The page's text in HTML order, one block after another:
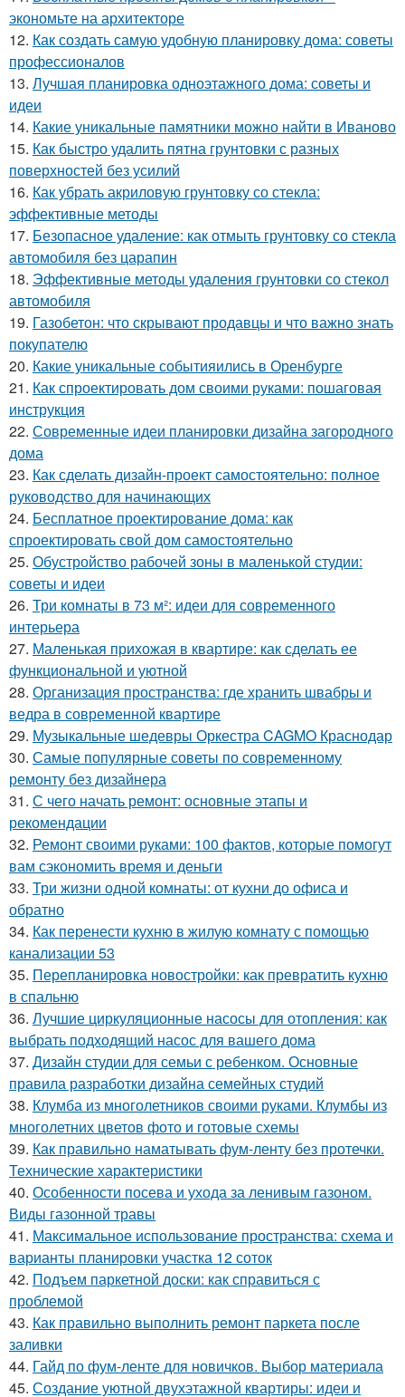
экономьте на архитекторе
12. Как создать самую удобную планировку дома: советы
профессионалов
13. Лучшая планировка одноэтажного дома: советы и
идеи
14. Какие уникальные памятники можно найти в Иваново
15. Как быстро удалить пятна грунтовки с разных
поверхностей без усилий
16. Как убрать акриловую грунтовку со стекла:
эффективные методы
17. Безопасное удаление: как отмыть грунтовку со стекла
автомобиля без царапин
18. Эффективные методы удаления грунтовки со стекол
автомобиля
19. Газобетон: что скрывают продавцы и что важно знать
покупателю
20. Какие уникальные событияились в Оренбурге
21. Как спроектировать дом своими руками: пошаговая
инструкция
22. Современные идеи планировки дизайна загородного
дома
23. Как сделать дизайн-проект самостоятельно: полное
руководство для начинающих
24. Бесплатное проектирование дома: как
спроектировать свой дом самостоятельно
25. Обустройство рабочей зоны в маленькой студии:
советы и идеи
26. Три комнаты в 73 м²: идеи для современного
интерьера
27. Маленькая прихожая в квартире: как сделать ее
функциональной и уютной
28. Организация пространства: где хранить швабры и
ведра в современной квартире
29. Музыкальные шедевры Оркестра CAGMO Краснодар
30. Самые популярные советы по современному
ремонту без дизайнера
31. С чего начать ремонт: основные этапы и
рекомендации
32. Ремонт своими руками: 100 фактов, которые помогут
вам сэкономить время и деньги
33. Три жизни одной комнаты: от кухни до офиса и
обратно
34. Как перенести кухню в жилую комнату с помощью
канализации 53
35. Перепланировка новостройки: как превратить кухню
в спальню
36. Лучшие циркуляционные насосы для отопления: как
выбрать подходящий насос для вашего дома
37. Дизайн студии для семьи с ребенком. Основные
правила разработки дизайна семейных студий
38. Клумба из многолетников своими руками. Клумбы из
многолетних цветов фото и готовые схемы
39. Как правильно наматывать фум-ленту без протечки.
Технические характеристики
40. Особенности посева и ухода за ленивым газоном.
Виды газонной травы
41. Максимальное использование пространства: схема и
варианты планировки участка 12 соток
42. Подъем паркетной доски: как справиться с
проблемой
43. Как правильно выполнить ремонт паркета после
заливки
44. Гайд по фум-ленте для новичков. Выбор материала
45. Создание уютной двухэтажной квартиры: идеи и